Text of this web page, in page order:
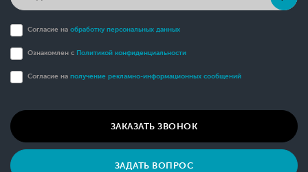
Согласие на обработку персональных данных
Ознакомлен с Политикой конфиденциальности
Согласие на получение рекламно-информационных сообщений
ЗАКАЗАТЬ ЗВОНОК
ЗАДАТЬ ВОПРОС